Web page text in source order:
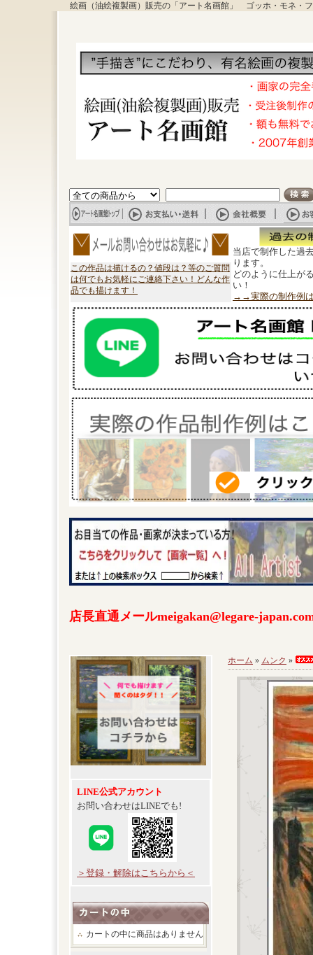
絵画（油絵複製画）販売の「アート名画館」 ゴッホ・モネ・
この作品は描けるの？値段は？等のご質問
は何でもお気軽にご連絡下さい！どんな作
品でも描けます！
当店で制作した過
ります。
どのように仕上が
い！
→→実際の制作例
店長直通メールmeigakan@legare-
LINE公式アカウント
お問い合わせはLINEでも!
＞登録・解除はこちらから＜
カートの中に商品はありません
ホーム » ムンク »